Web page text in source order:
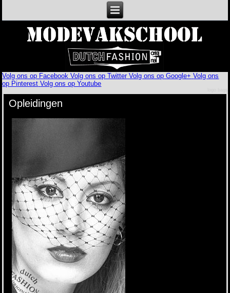
Volg ons op Facebook Volg ons op Twitter Volg ons op Google+ Volg ons
op Pinterest Volg ons op Youtube
Opleidingen